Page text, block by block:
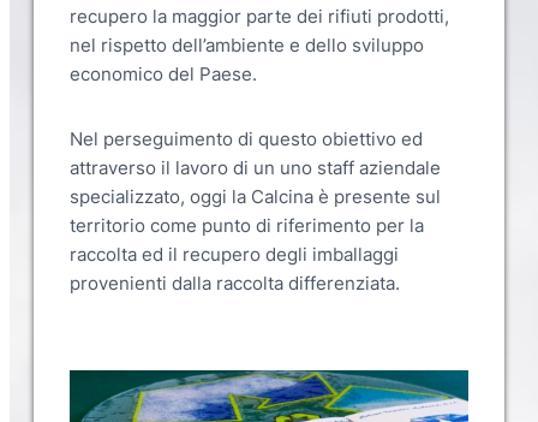
recupero la maggior parte dei rifiuti prodotti,
nel rispetto dell’ambiente e dello sviluppo
economico del Paese.
Nel perseguimento di questo obiettivo ed
attraverso il lavoro di un uno staff aziendale
specializzato, oggi la Calcina è presente sul
territorio come punto di riferimento per la
raccolta ed il recupero degli imballaggi
provenienti dalla raccolta differenziata.